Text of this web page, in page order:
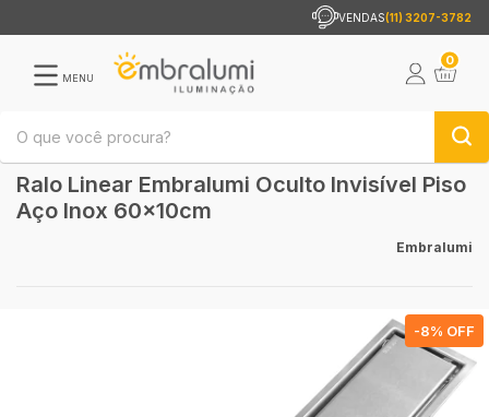
VENDAS(11) 3207-3782
MENU
0
Ralo Linear Embralumi Oculto Invisível Piso
Aço Inox 60x10cm
Embralumi
-8% OFF